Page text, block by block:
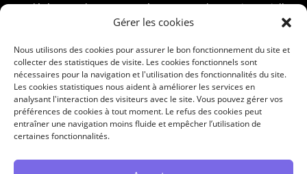
Gérer les cookies
Nous utilisons des cookies pour assurer le bon fonctionnement du site et
collecter des statistiques de visite. Les cookies fonctionnels sont
nécessaires pour la navigation et l'utilisation des fonctionnalités du site.
Les cookies statistiques nous aident à améliorer les services en
analysant l'interaction des visiteurs avec le site. Vous pouvez gérer vos
préférences de cookies à tout moment. Le refus des cookies peut
entraîner une navigation moins fluide et empêcher l’utilisation de
certaines fonctionnalités.
Codérément, abonnez-vous à notre newsletter trimestrielle
en saisissant votre e-mail ci-dessous.
S'ABONNER À LA
NEWSLETTER